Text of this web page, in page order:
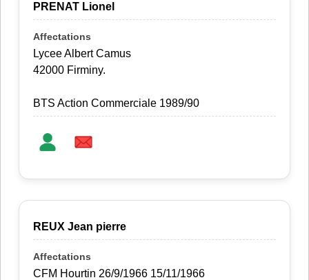
PRENAT Lionel
Lycee Albert Camus
42000 Firminy.
BTS Action Commerciale 1989/90
REUX Jean pierre
CFM Hourtin 26/9/1966 15/11/1966